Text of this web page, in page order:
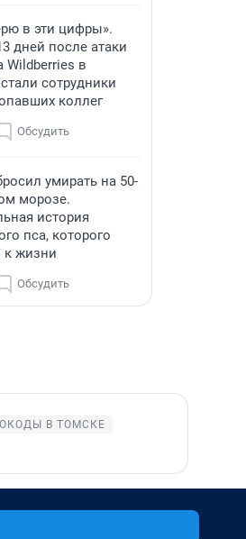
в эти цифры».
дней после атаки
в
сотрудники
коллег
Обсудить
умирать на 50-
морозе.
история
пса, которого
к жизни
Обсудить
В ТОМСКЕ